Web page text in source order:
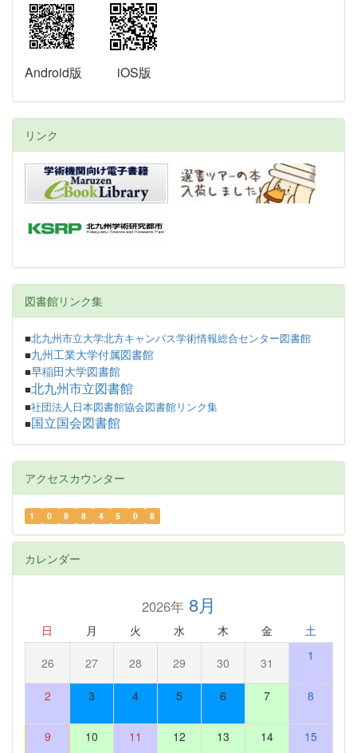
Android版 iOS版
リンク
図書館リンク集
■北九州市立大学北方キャンパス学術情報総合センター図書館
■九州工業大学付属図書館
■早稲田大学図書館
■北九州市立図書館
■社団法人日本図書館協会図書館リンク集
■ 国立国会図書館
アクセスカウンター
1 0 9 8 4 5 0 8
カレンダー
2026年8月
日 月 火 水 木 金 土
26 27 28 29 30 31 1
2 3 4 5 6 7 8
9 10 11 12 13 14 15